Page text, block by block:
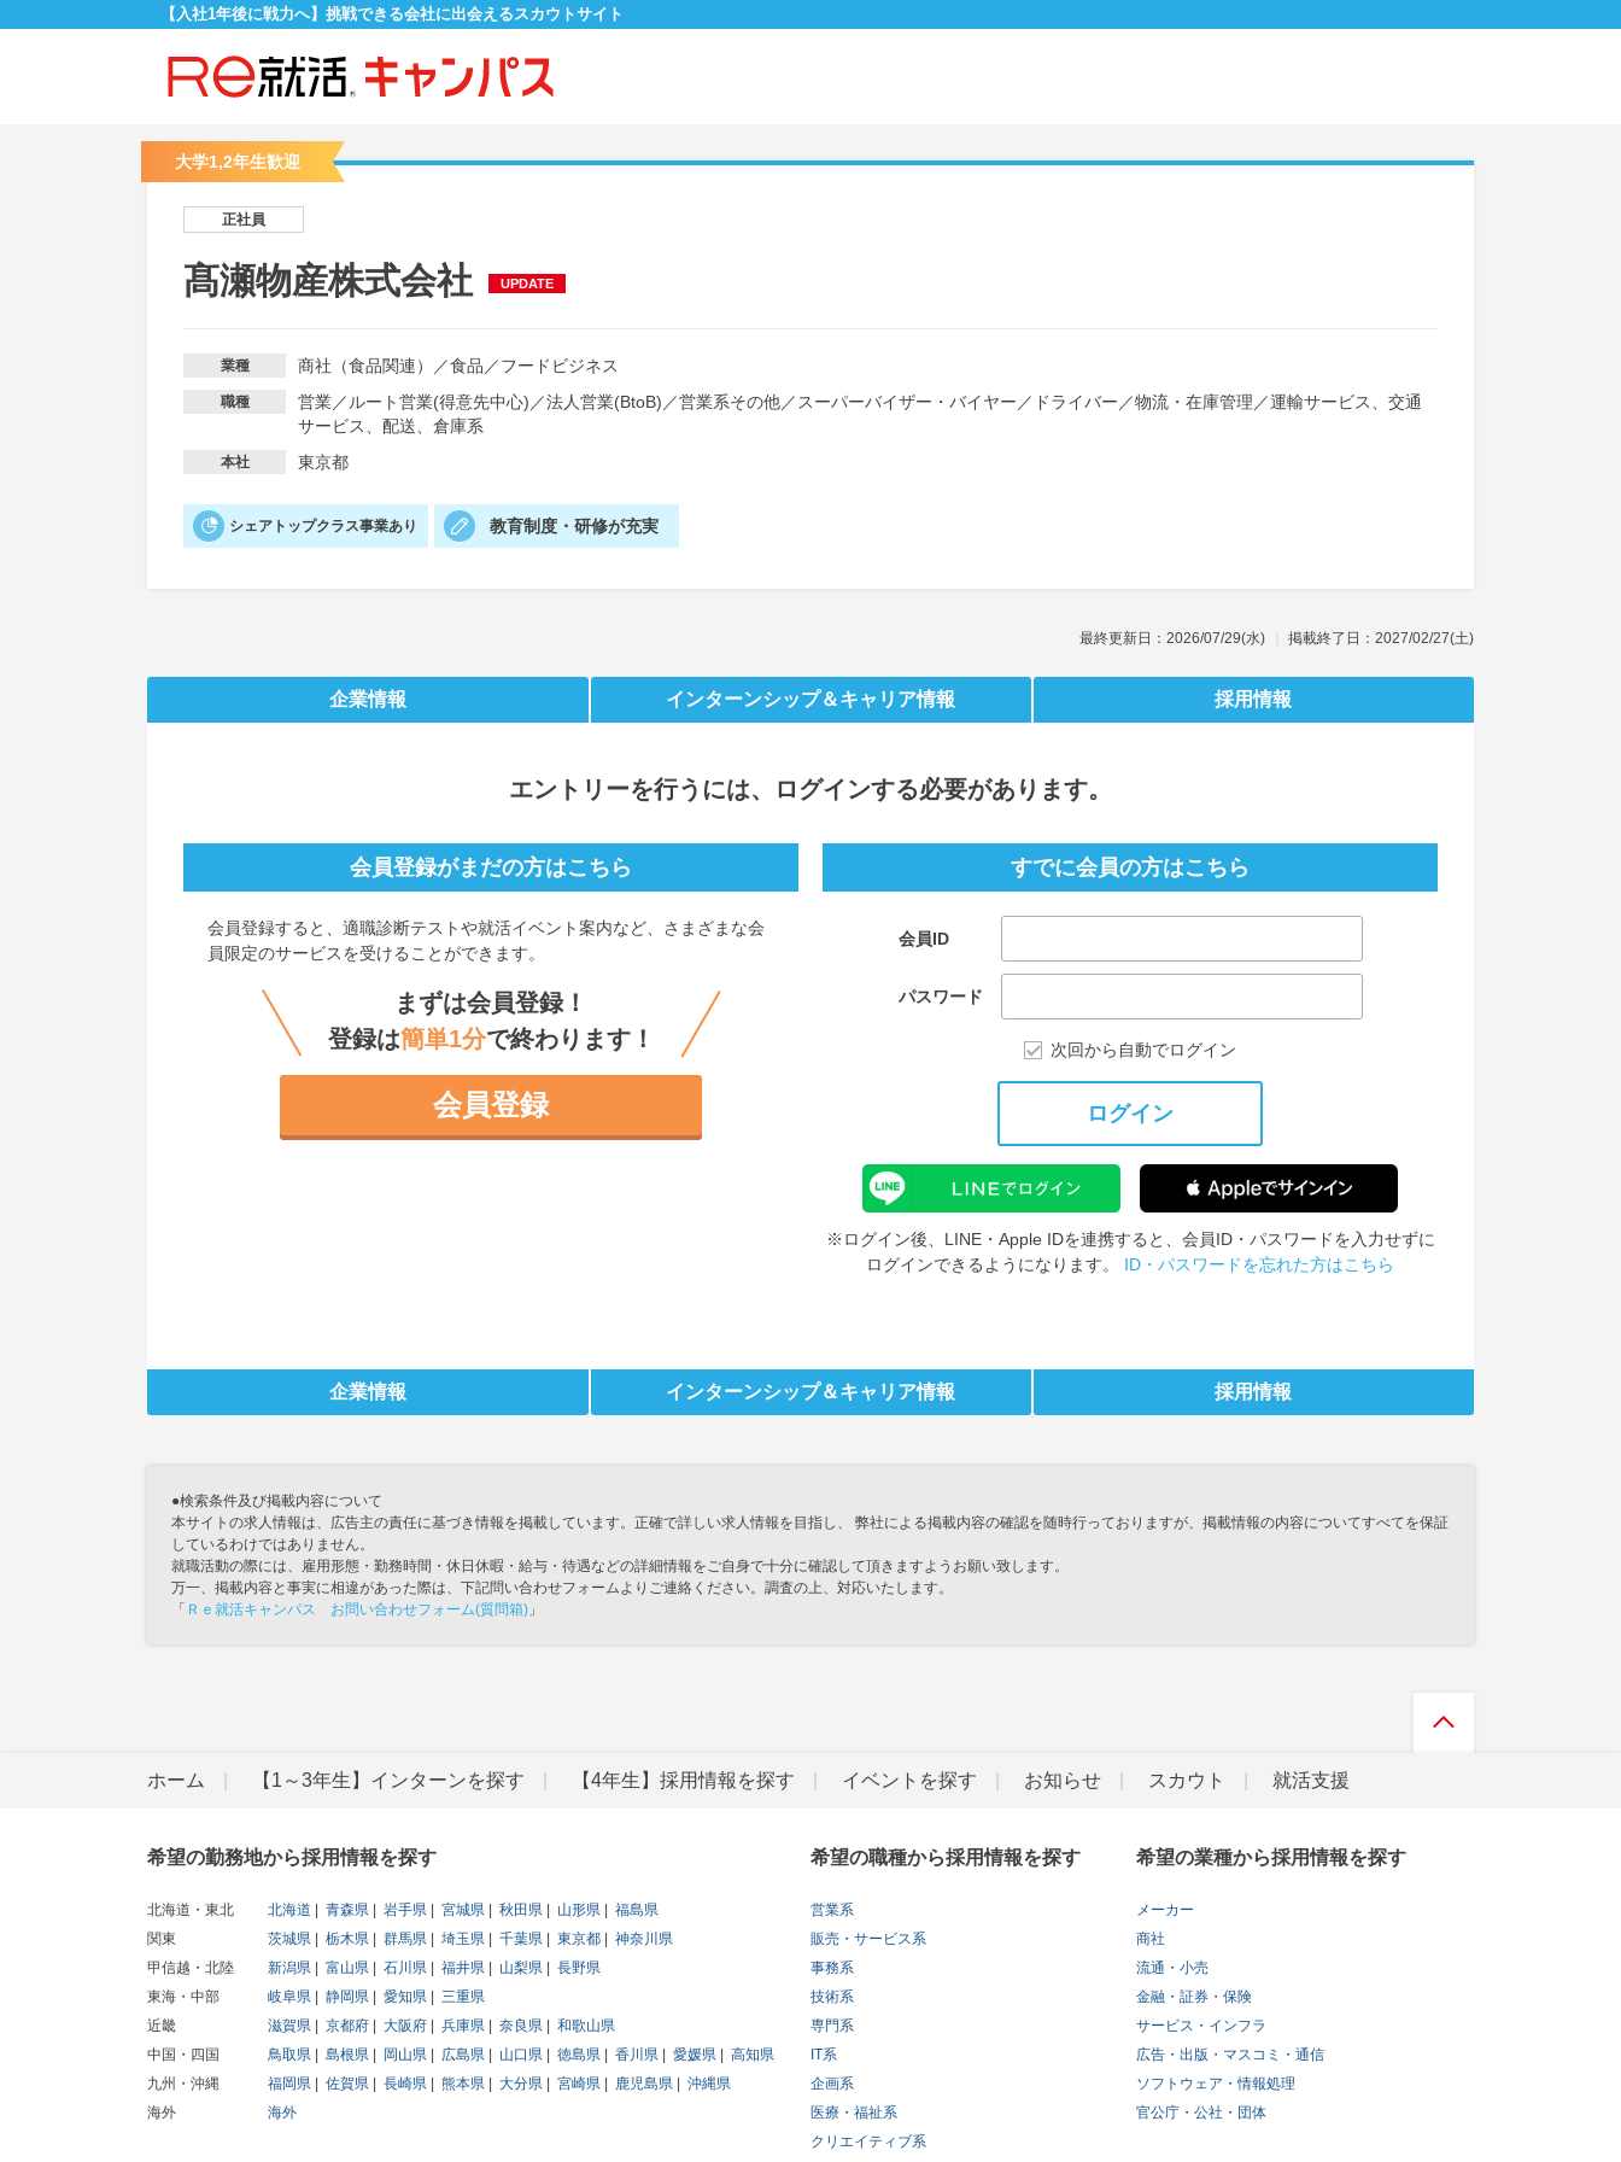
【入社1年後に戦力へ】挑戦できる会社に出会えるスカウトサイト
大学1,2年生歓迎
正社員
髙瀬物産株式会社 UPDATE
業種 商社（食品関連） ／食品 ／フードビジネス
職種 営業／ ルート営業(得意先中心) ／法人営業(BtoB) ／営業系その他／ スーパーバイザー・バイヤー ／ ドライバー ／物流・在庫管理 ／運輸サービス、交通
サービス、配送、倉庫系
本社 東京都
シェアトップクラス事業あり 教育制度・研修が充実
最終更新日：2026/07/29(水) 掲載終了日：2027/02/27(土)
企業情報 インターンシップ＆キャリア情報 採用情報
エントリーを行うには、ログインする必要があります。
すでに会員の方はこちら
会員ID
パスワード
次回から自動でログイン
ログイン
※ログイン後、LINE・Apple IDを連携すると、会員ID・パスワードを入力せずに
ログインできるようになります。 ID・パスワードを忘れた方はこちら
会員登録がまだの方はこちら
会員登録すると、 適職診断テストや就活イベント案内など、さまざまな会
員限定のサービスを受けることができます。
まずは会員登録！
登録は簡単1分で終わります！
会員登録
企業情報 インターンシップ＆キャリア情報 採用情報
●検索条件及び掲載内容について
本サイトの求人情報は、広告主の責任に基づき情報を掲載しています。正確で詳しい求人情報を目指し、 弊社による掲載内容の確認を随時行っておりますが、掲載情報の内容についてすべてを保証
しているわけではありません。
就職活動の際には、雇用形態・勤務時間・休日休暇・給与・待遇などの詳細情報をご自身で十分に確認して頂きますようお願い致します。
万一、掲載内容と事実に相違があった際は、下記問い合わせフォームよりご連絡ください。調査の上、対応いたします。
「 Ｒｅ就活キャンパス お問い合わせフォーム(質問箱) 」
ホーム 【1～3年生】インターンを探す 【4年生】採用情報を探す イベントを探す お知らせ スカウト 就活支援
希望の勤務地から採用情報を探す
北海道・東北 北海道 青森県 岩手県 宮城県 秋田県 山形県
福島県
関東
茨城県 栃木県 群馬県 埼玉県 千葉県 東京都
神奈川県
甲信越・北陸
新潟県 富山県 石川県 福井県 山梨県
長野県
東海・中部
岐阜県 静岡県 愛知県
三重県
近畿
滋賀県 京都府 大阪府 兵庫県 奈良県
和歌山県
中国・四国
鳥取県 島根県 岡山県 広島県 山口県 徳島県 香川県 愛媛県
高知県
九州・沖縄
福岡県 佐賀県 長崎県 熊本県 大分県 宮崎県 鹿児島県
沖縄県
海外
海外
希望の職種から採用情報を探す
営業系
販売・サービス系
事務系
技術系
専門系
IT系
企画系
医療・福祉系
クリエイティブ系
希望の業種から採用情報を探す
メーカー
商社
流通・小売
金融・証券・保険
サービス・インフラ
広告・出版・マスコミ・通信
ソフトウェア・情報処理
官公庁・公社・団体